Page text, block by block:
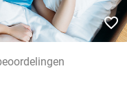
favorite_border